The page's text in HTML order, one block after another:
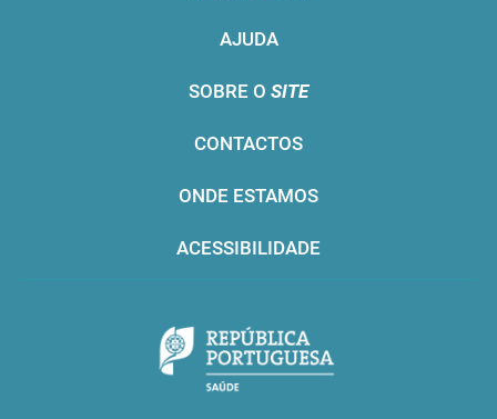
AJUDA
SOBRE O SITE
CONTACTOS
ONDE ESTAMOS
ACESSIBILIDADE